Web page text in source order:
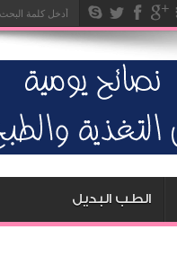
الطب البديل